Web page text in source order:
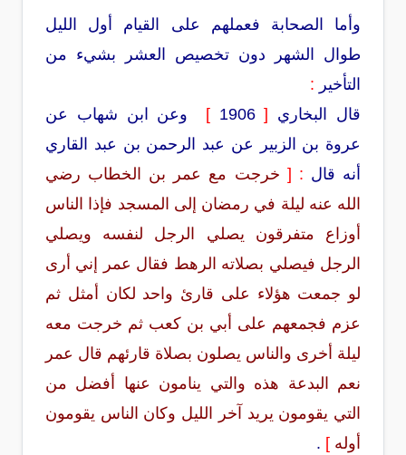
وأما الصحابة فعملهم على القيام أول الليل
طوال الشهر دون تخصيص العشر بشيء من
التأخير :
قال البخاري
[
1906
]
وعن ابن شهاب عن
عروة بن الزبير عن عبد الرحمن بن عبد القاري
أنه قال : [ خرجت مع عمر بن الخطاب رضي
الله عنه ليلة في رمضان إلى المسجد فإذا الناس
أوزاع متفرقون يصلي الرجل لنفسه ويصلي
الرجل فيصلي بصلاته الرهط فقال عمر إني أرى
لو جمعت هؤلاء على قارئ واحد لكان أمثل ثم
عزم فجمعهم على أبي بن كعب ثم خرجت معه
ليلة أخرى والناس يصلون بصلاة قارئهم قال عمر
نعم البدعة هذه والتي ينامون عنها أفضل من
التي يقومون يريد آخر الليل وكان الناس يقومون
أوله ]
.